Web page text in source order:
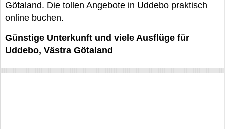
Götaland. Die tollen Angebote in Uddebo praktisch
online buchen.
Günstige Unterkunft und viele Ausflüge für
Uddebo, Västra Götaland